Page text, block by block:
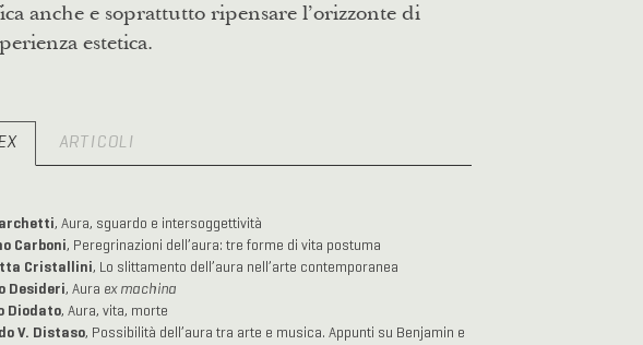
anche e soprattutto ripensare l’orizzonte di
estetica.
ARTICOLI
, Aura, sguardo e intersoggettività
Carboni, Peregrinazioni dell’aura: tre forme di vita postuma
Cristallini, Lo slittamento dell’aura nell’arte contemporanea
Desideri, Aura ex machina
Diodato, Aura, vita, morte
V. Distaso, Possibilità dell’aura tra arte e musica. Appunti su Benjamin e